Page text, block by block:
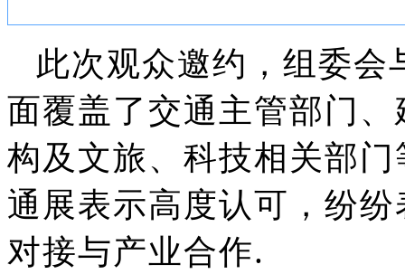
此次观众邀约，组委
面覆盖了交通主管部门
构及文旅、科技相关部
通展表示高度认可，纷
对接与产业合作.